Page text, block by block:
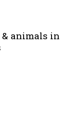
animals in